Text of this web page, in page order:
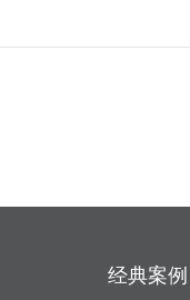
经典案例